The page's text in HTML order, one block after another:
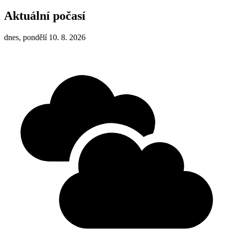
Aktuální počasí
dnes, pondělí 10. 8. 2026